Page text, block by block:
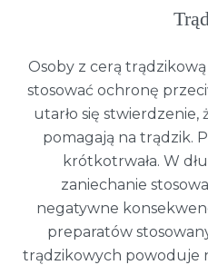
Osoby z cerą
stosować ochronę
utarło się stwierdzenie,
pomagają na trądzik.
krótkotrwała. W
zaniechanie
negatywne
preparatów
trądzikowych powoduje